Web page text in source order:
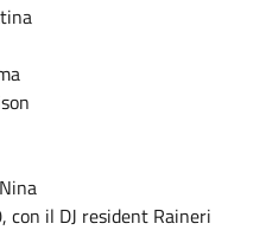
con il DJ resident Raineri